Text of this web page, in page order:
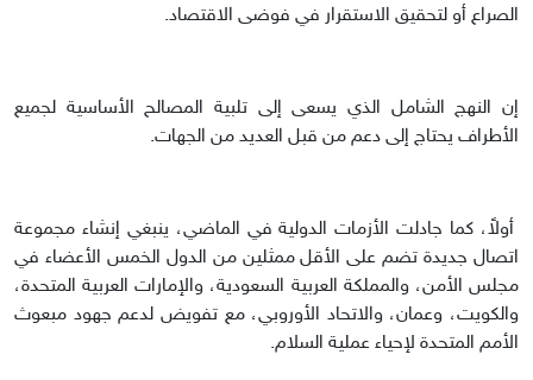
الصراع أو لتحقيق الاستقرار في فوضى الاقتصاد.
إن النهج الشامل الذي يسعى إلى تلبية المصالح الأساسية لجميع
الأطراف يحتاج إلى دعم من قبل العديد من الجهات.
أولاً، كما جادلت الأزمات الدولية في الماضي، ينبغي إنشاء مجموعة
اتصال جديدة تضم على الأقل ممثلين من الدول الخمس الأعضاء في
مجلس الأمن، والمملكة العربية السعودية، والإمارات العربية المتحدة،
والكويت، وعمان، والاتحاد الأوروبي، مع تفويض لدعم جهود مبعوث
الأمم المتحدة لإحياء عملية السلام.